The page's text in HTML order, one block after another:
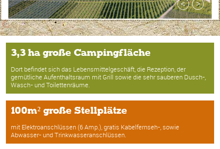
3,3 ha große Campingfläche
Dort befindet sich das Lebensmittelgeschäft, die Rezeption, der
gemütliche Aufenthaltsraum mit Grill sowie die sehr sauberen Dusch-,
Wasch- und Toilettenräume.
100m² große Stellplätze
mit Elektroanschlüssen (6 Amp.), gratis Kabelfernseh-, sowie
Abwasser- und Trinkwasseranschlüssen.